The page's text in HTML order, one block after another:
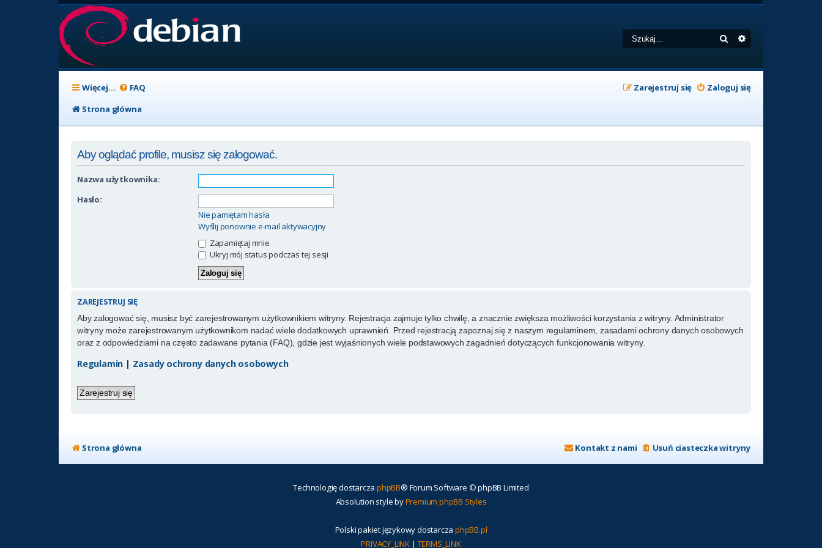
Szukaj
Więcej… FAQ Zaloguj się
Zarejestruj się
Strona główna
Aby oglądać profile, musisz się zalogować.
Nazwa użytkownika:
Hasło:
Nie pamiętam hasła
Wyślij ponownie e-mail aktywacyjny
Zapamiętaj mnie
Ukryj mój status podczas tej sesji
ZAREJESTRUJ SIĘ
Aby zalogować się, musisz być zarejestrowanym użytkownikiem witryny. Rejestracja zajmuje tylko chwilę, a znacznie zwiększa możliwości korzystania z witryny. Administrator
witryny może zarejestrowanym użytkownikom nadać wiele dodatkowych uprawnień. Przed rejestracją zapoznaj się z naszym regulaminem, zasadami ochrony danych osobowych
oraz z odpowiedziami na często zadawane pytania (FAQ), gdzie jest wyjaśnionych wiele podstawowych zagadnień dotyczących funkcjonowania witryny.
Regulamin | Zasady ochrony danych osobowych
Zarejestruj się
Strona główna Usuń ciasteczka witryny
Kontakt z nami
Technologię dostarcza phpBB® Forum Software © phpBB Limited
Absolution style byPremium phpBB Styles
Polski pakiet językowy dostarcza phpBB.pl
PRIVACY_LINK | TERMS_LINK